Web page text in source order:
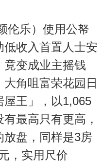
伦乐）使用公帑
收入首置人士安
竟变成业主摇钱
角咀富荣花园日
王」，以1,065
最高只有更高，
放盘，同样是3房
，实用尺价